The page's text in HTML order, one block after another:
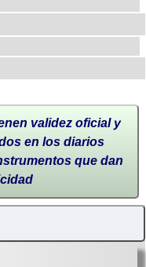
validez oficial y
en los diarios
que dan